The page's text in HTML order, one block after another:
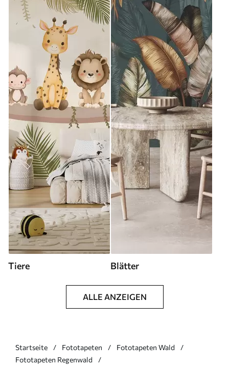
Tiere Blätter
ALLE ANZEIGEN
Startseite Fototapeten
Fototapeten Wald
Fototapeten Regenwald